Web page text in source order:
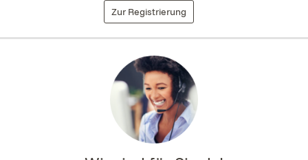
Zur Registrierung